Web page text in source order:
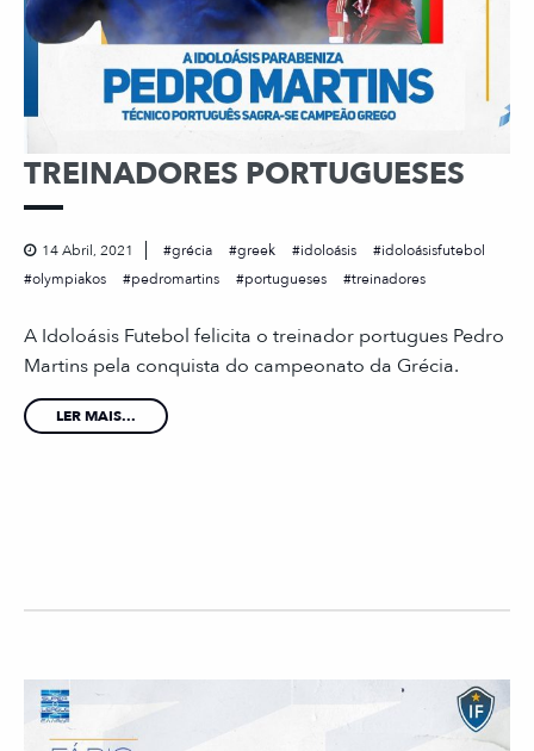
TREINADORES PORTUGUESES
14 Abril, 2021 grécia greek idoloásis
idoloásisfutebol
olympiakos
pedromartins portugueses treinadores
A Idoloásis Futebol felicita o treinador portugues Pedro
Martins pela conquista do campeonato da Grécia.
LER MAIS...